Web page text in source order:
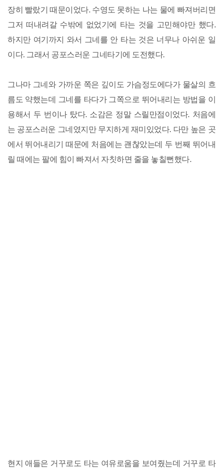
장히 빨랐기 때문이었다. 수영도 못하는 나는 물에 빠져버리면
그저 떠내려갈 수밖에 없었기에 타는 것을 고민해야만 했다.
하지만 여기까지 와서 그네를 안 타는 것은 너무나 아쉬운 일
이다. 그래서 공포스러운 그네타기에 도전했다.
그나마 그네와 가까운 쪽은 깊이도 가슴정도에다가 물살의 흐
름도 약했는데 그네를 타다가 그쪽으로 뛰어내리는 방법을 이
용해서 두 번이나 탔다. 소감은 정말 스릴만점이었다. 처음에
는 공포스러운 그네였지만 무지하게 재미있었다. 다만 높은 곳
에서 뛰어내리기 때문에 처음에는 괜찮았는데 두 번째 뛰어내
릴 때에는 팔에 힘이 빠져서 자칫하면 줄을 놓칠뻔했다.
현지 애들은 거꾸로도 타는 여유로움을 보여줬는데 거꾸로 타